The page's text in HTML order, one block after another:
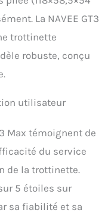
: vitesse
et mode de
la visibilité
La NAVEE GT3
trottinette
robuste, conçu
utilisateur
Max témoignent de
du service
de la trottinette.
5 étoiles sur
sa fiabilité et sa